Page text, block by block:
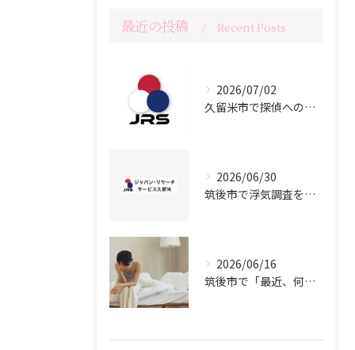
最近の投稿 Recent Posts
2026/07/02
久留米市で探偵への相談をご検討の方へ
2026/06/30
筑後市で浮気調査をご検討の方へ｜よくある質問と知っておきたいポイント
2026/06/16
筑後市で「最近、何か違う…」と感じているあなたへ